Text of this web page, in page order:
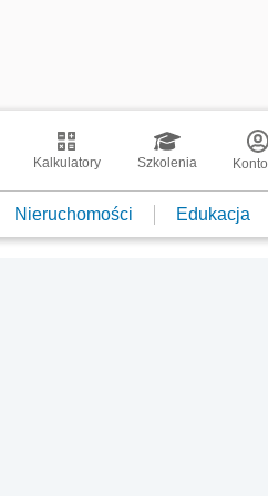
Kalkulatory Szkolenia Konto
Nieruchomości Edukacja